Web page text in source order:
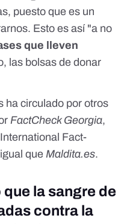
puesto que es un
Esto es así "a no
que lleven
las bolsas de donar
ha circulado por otros
FactCheck Georgia,
International Fact-
que Maldita.es.
la sangre de
contra la